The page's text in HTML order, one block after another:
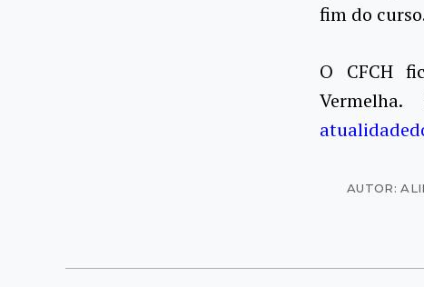
fim do
O CFCH
AUTOR: